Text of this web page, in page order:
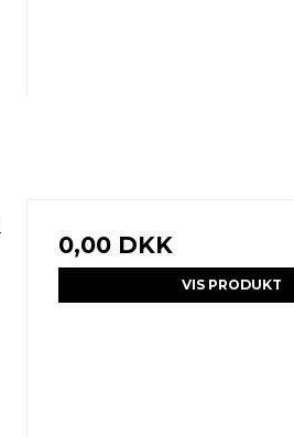
0,00 DKK
VIS PRODUKT